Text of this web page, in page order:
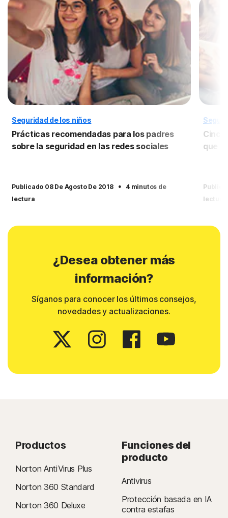
Seguridad de los niños
Prácticas recomendadas para los padres
sobre la seguridad en las redes sociales
Publicado 08 De Agosto De 2018 ·
4 minutos de
lectura
que
lectura
¿Desea obtener más
información?
Síganos para conocer los últimos consejos,
novedades y actualizaciones.
Productos
Norton AntiVirus Plus
Norton 360 Standard
Norton 360 Deluxe
Funciones del
producto
Antivirus
Protección basada en IA
contra estafas